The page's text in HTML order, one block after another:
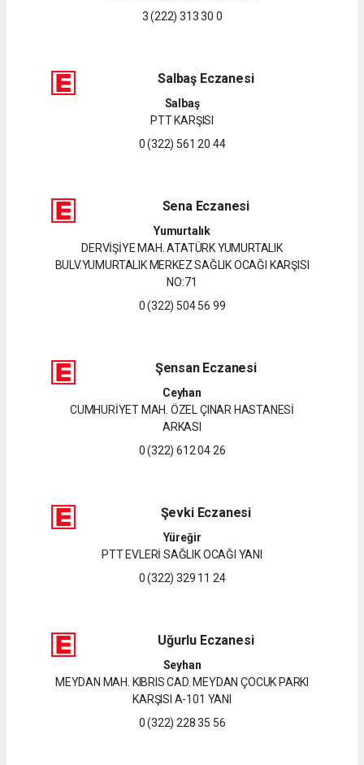
3 (222) 313 30 0
Salbaş Eczanesi
Salbaş
PTT KARŞISI
0 (322) 561 20 44
Sena Eczanesi
Yumurtalık
DERVİŞİYE MAH. ATATÜRK YUMURTALIK
BULV.YUMURTALIK MERKEZ SAĞLIK OCAĞI KARŞISI
NO:71
0 (322) 504 56 99
Şensan Eczanesi
Ceyhan
CUMHURİYET MAH. ÖZEL ÇINAR HASTANESİ
ARKASI
0 (322) 612 04 26
Şevki Eczanesi
Yüreğir
PTT EVLERİ SAĞLIK OCAĞI YANI
0 (322) 329 11 24
Uğurlu Eczanesi
Seyhan
MEYDAN MAH. KIBRIS CAD. MEYDAN ÇOCUK PARKI
KARŞISI A-101 YANI
0 (322) 228 35 56